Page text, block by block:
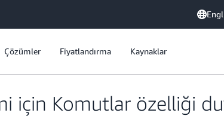
Çözümler Fiyatlandırma Kaynaklar
için Komutlar özelliği